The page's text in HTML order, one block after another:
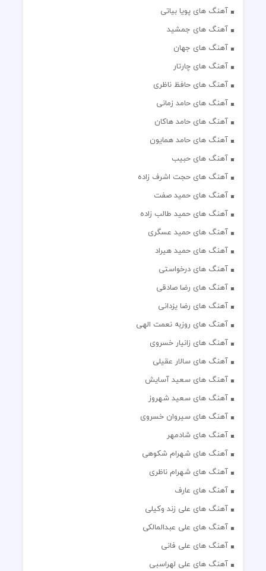
آهنگ های پویا بیاتی
آهنگ های جمشید
آهنگ های جهان
آهنگ های چارتار
آهنگ های حافظ ناظری
آهنگ های حامد زمانی
آهنگ های حامد هاکان
آهنگ های حامد همایون
آهنگ های حبیب
آهنگ های حجت اشرف زاده
آهنگ های حمید صفت
آهنگ های حمید طالب زاده
آهنگ های حمید عسگری
آهنگ های حمید هیراد
آهنگ های درخواستی
آهنگ های رضا صادقی
آهنگ های رضا یزدانی
آهنگ های روزبه نعمت الهی
آهنگ های زانیار خسروی
آهنگ های سالار عقیلی
آهنگ های سعید آسایش
آهنگ های سعید شهروز
آهنگ های سیروان خسروی
آهنگ های شادمهر
آهنگ های شهرام شکوهی
آهنگ های شهرام ناظری
آهنگ های عارف
آهنگ های علی زند وکیلی
آهنگ های علی عبدالمالکی
آهنگ های علی فانی
آهنگ های علی لهراسبی